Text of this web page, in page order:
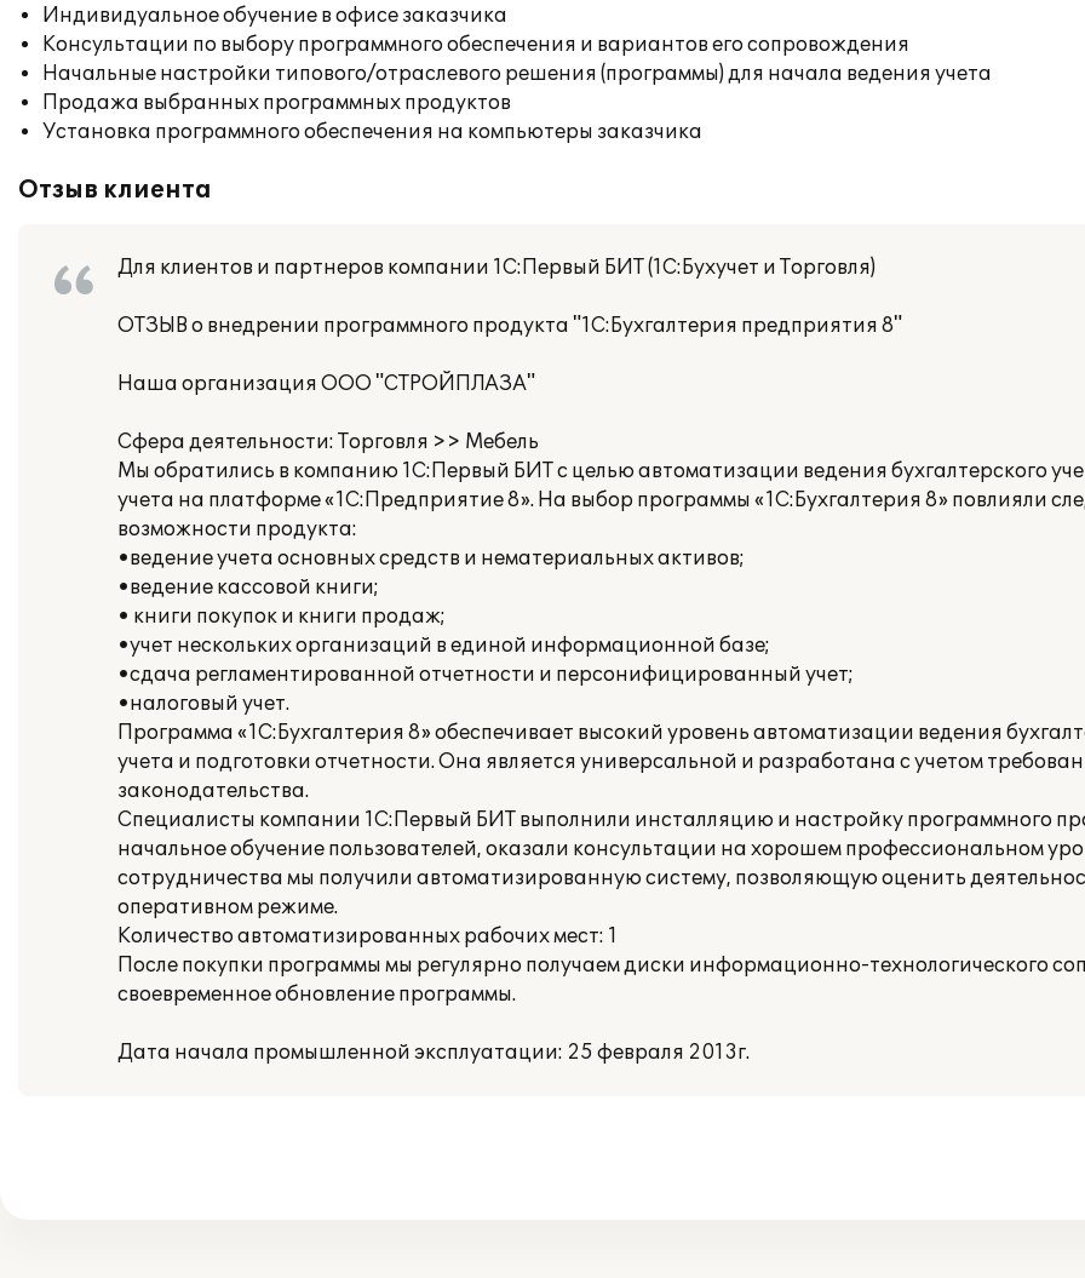
Индивидуальное обучение в офисе заказчика
Консультации по выбору программного обеспечения и вариантов его сопровождения
Начальные настройки типового/отраслевого решения (программы) для начала ведения учета
Продажа выбранных программных продуктов
Установка программного обеспечения на компьютеры заказчика
Отзыв клиента
Для клиентов и партнеров компании 1С:Первый БИТ (1С:Бухучет и Торговля)
ОТЗЫВ о внедрении программного продукта "1С:Бухгалтерия предприятия 8"
Наша организация ООО "СТРОЙПЛАЗА"
Сфера деятельности: Торговля >> Мебель
Мы обратились в компанию 1С:Первый БИТ с целью автоматизации ведения бухгалтерского
учета на платформе «1С:Предприятие 8». На выбор программы «1С:Бухгалтерия 8» повлияли
возможности продукта:
•ведение учета основных средств и нематериальных активов;
•ведение кассовой книги;
• книги покупок и книги продаж;
•учет нескольких организаций в единой информационной базе;
•сдача регламентированной отчетности и персонифицированный учет;
•налоговый учет.
Программа «1С:Бухгалтерия 8» обеспечивает высокий уровень автоматизации ведения
учета и подготовки отчетности. Она является универсальной и разработана с учетом
законодательства.
Специалисты компании 1С:Первый БИТ выполнили инсталляцию и настройку программного
начальное обучение пользователей, оказали консультации на хорошем профессиональном
сотрудничества мы получили автоматизированную систему, позволяющую оценить
оперативном режиме.
Количество автоматизированных рабочих мест: 1
После покупки программы мы регулярно получаем диски информационно-технологического
своевременное обновление программы.
Дата начала промышленной эксплуатации: 25 февраля 2013г.